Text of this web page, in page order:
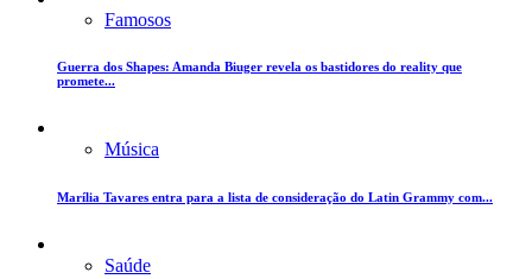
Famosos
Guerra dos Shapes: Amanda Biuger revela os bastidores do reality que
promete...
Música
Marília Tavares entra para a lista de consideração do Latin Grammy com...
Saúde